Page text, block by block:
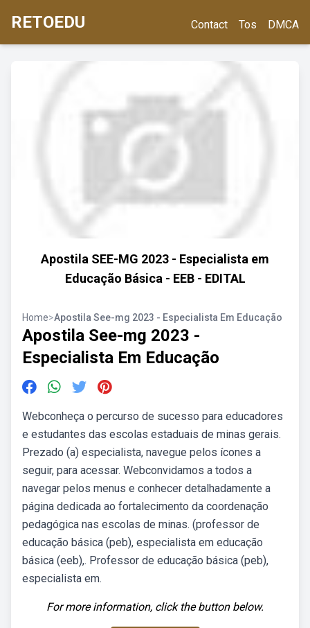
RETOEDU Contact Tos DMCA
Apostila SEE-MG 2023 - Especialista em
Educação Básica - EEB - EDITAL
Home>Apostila See-mg 2023 - Especialista Em Educação
Apostila See-mg 2023 -
Especialista Em Educação
Webconheça o percurso de sucesso para educadores
e estudantes das escolas estaduais de minas gerais.
Prezado (a) especialista, navegue pelos ícones a
seguir, para acessar. Webconvidamos a todos a
navegar pelos menus e conhecer detalhadamente a
página dedicada ao fortalecimento da coordenação
pedagógica nas escolas de minas. (professor de
educação básica (peb), especialista em educação
básica (eeb),. Professor de educação básica (peb),
especialista em.
For more information, click the button below.